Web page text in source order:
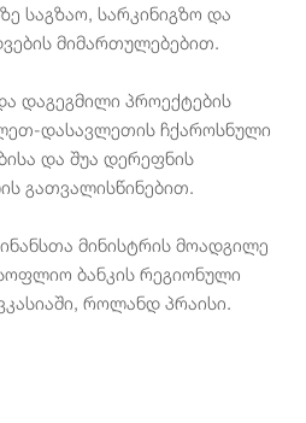
საგზაო, სარკინიგზო და
მიმართულებებით.
დაგეგმილი პროექტების
დასავლეთის ჩქაროსნული
და შუა დერეფნის
გათვალისწინებით.
მინისტრის მოადგილე
ბანკის რეგიონული
როლანდ პრაისი.